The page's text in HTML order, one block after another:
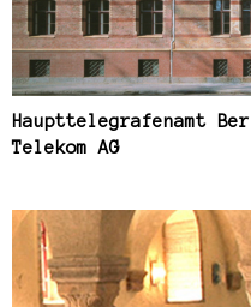
Haupttelegrafenamt
Telekom AG